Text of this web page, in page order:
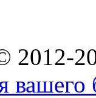
вашего